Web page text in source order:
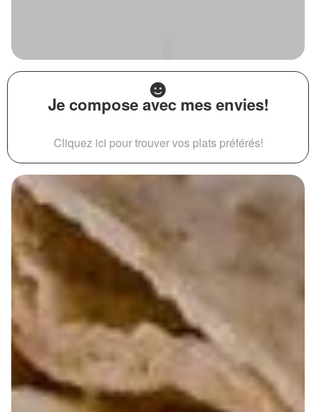
Je compose avec mes envies!
Cliquez ici pour trouver vos plats préférés!